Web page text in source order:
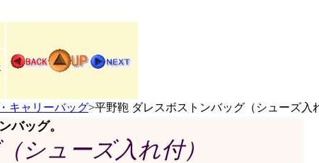
キャリーバッグ>平野鞄 ダレスボストンバッグ（シューズ入
バッグ。
シューズ入れ付）